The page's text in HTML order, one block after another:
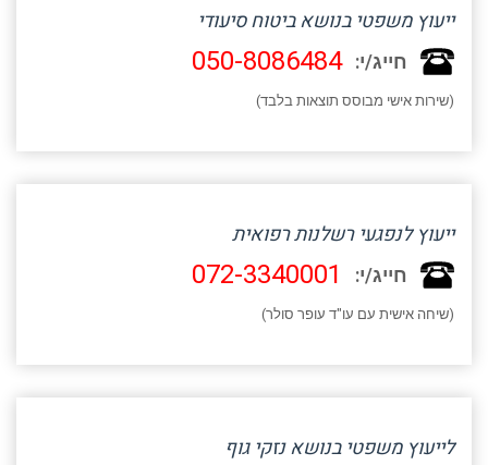
ייעוץ משפטי בנושא ביטוח סיעודי
חייג/י: 050-8086484
(שירות אישי מבוסס תוצאות בלבד)
ייעוץ לנפגעי רשלנות רפואית
חייג/י: 072-3340001
(שיחה אישית עם עו"ד עופר סולר)
לייעוץ משפטי בנושא נזקי גוף